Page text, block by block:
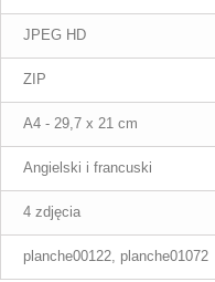
JPEG HD
ZIP
A4 - 29,7 x 21 cm
Angielski i francuski
4 zdjęcia
planche00122, planche01072